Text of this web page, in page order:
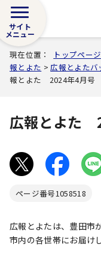
サイト
メニュー
現在位置： トップページ
報とよた >広報とよたバ
報とよた 2024年4月号
広報とよた
ページ番号1058518
広報とよたは、豊田市
市内の各世帯にお届け